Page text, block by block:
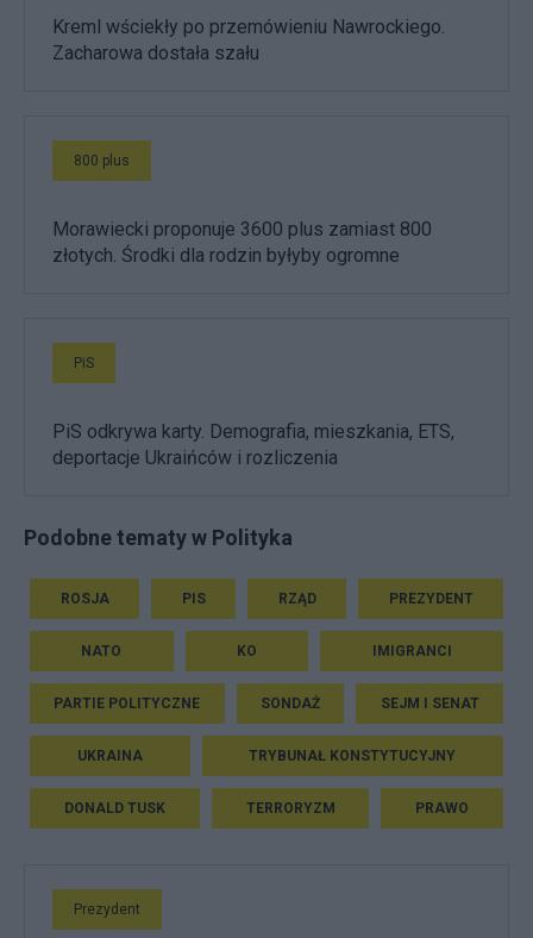
Kreml wściekły po przemówieniu Nawrockiego.
Zacharowa dostała szału
800 plus
Morawiecki proponuje 3600 plus zamiast 800
złotych. Środki dla rodzin byłyby ogromne
PiS
PiS odkrywa karty. Demografia, mieszkania, ETS,
deportacje Ukraińców i rozliczenia
Podobne tematy w Polityka
ROSJA PIS RZĄD PREZYDENT
NATO KO IMIGRANCI
PARTIE POLITYCZNE SONDAŻ SEJM I SENAT
UKRAINA TRYBUNAŁ KONSTYTUCYJNY
DONALD TUSK TERRORYZM PRAWO
Prezydent